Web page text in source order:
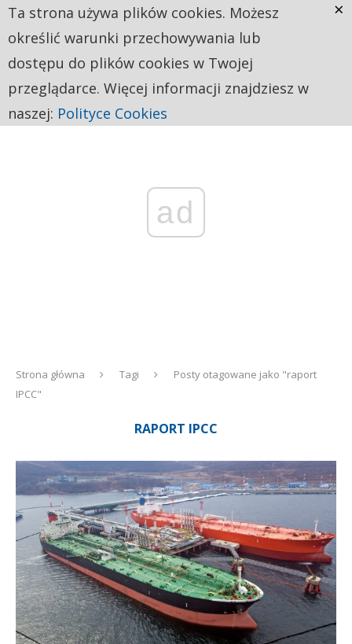
ad
Strona główna Tagi
Posty otagowane jako "raport
IPCC"
RAPORT IPCC
Ta strona używa plików cookies. Możesz
określić warunki przechowywania lub
dostępu do plików cookies w Twojej
przeglądarce. Więcej informacji znajdziesz w
naszej: Polityce Cookies
×